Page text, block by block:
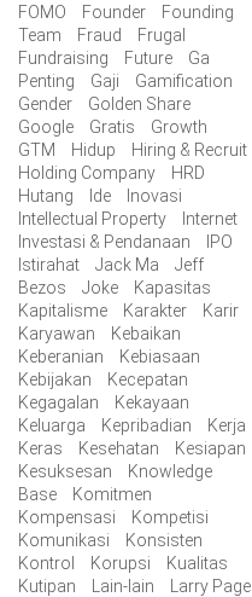
FOMO
Founder
Founding
Team
Fraud
Frugal
Fundraising
Future
Ga
Penting
Gaji
Gamification
Gender
Golden Share
Google
Gratis
Growth
GTM
Hidup
Hiring & Recruit
Holding Company
HRD
Hutang
Ide
Inovasi
Intellectual Property
Internet
Investasi & Pendanaan
IPO
Istirahat
Jack Ma
Jeff
Bezos
Joke
Kapasitas
Kapitalisme
Karakter
Karir
Karyawan
Kebaikan
Keberanian
Kebiasaan
Kebijakan
Kecepatan
Kegagalan
Kekayaan
Keluarga
Kepribadian
Kerja
Keras
Kesehatan
Kesiapan
Kesuksesan
Knowledge
Base
Komitmen
Kompensasi
Kompetisi
Komunikasi
Konsisten
Kontrol
Korupsi
Kualitas
Kutipan
Lain-lain
Larry Page